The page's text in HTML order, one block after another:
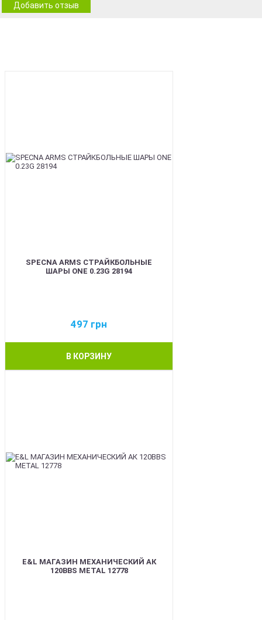
Добавить отзыв
SPECNA ARMS СТРАЙКБОЛЬНЫЕ
ШАРЫ ONE 0.23G 28194
497 грн
В КОРЗИНУ
E&L МАГАЗИН МЕХАНИЧЕСКИЙ АК
120BBS METAL 12778